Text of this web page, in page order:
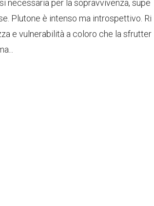
necessaria per la sopravvivenza, supe
Plutone è intenso ma introspettivo. Ri
e vulnerabilità a coloro che la sfrutter